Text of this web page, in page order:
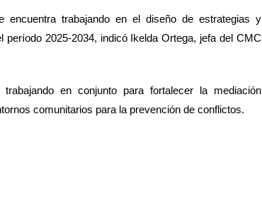
encuentra trabajando en el diseño de estrategias y
2025-2034, indicó Ikelda Ortega, jefa del CMC
en conjunto para fortalecer la mediación
comunitarios para la prevención de conflictos.